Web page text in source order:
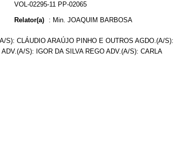
VOL-02295-11 PP-02065
Relator(a) : Min. JOAQUIM BARBOSA
S): CLÁUDIO ARAÚJO PINHO E OUTROS AGDO.(A/S):
S): IGOR DA SILVA REGO ADV.(A/S): CARLA